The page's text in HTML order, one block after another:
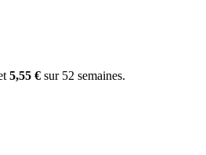
5,55 € sur 52 semaines.